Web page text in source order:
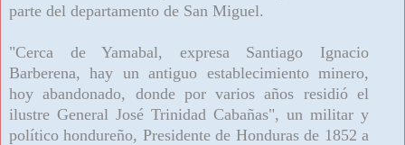
parte del departamento de San Miguel.
"Cerca de Yamabal, expresa Santiago Ignacio
Barberena, hay un antiguo establecimiento minero,
hoy abandonado, donde por varios años residió el
ilustre General José Trinidad Cabañas", un militar y
político hondureño, Presidente de Honduras de 1852 a